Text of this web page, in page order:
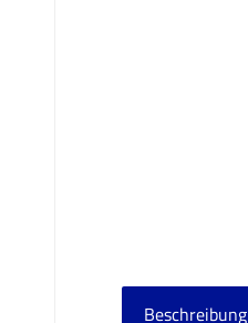
Beschreibung